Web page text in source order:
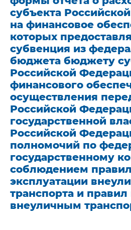
субъекта
на финансовое
которых
субвенция из
бюджета бюджету
Российской
финансового
осуществления
Российской
государственной
Российской
полномочий по
государственному
соблюдением
эксплуатации
транспорта и правил
внеуличным